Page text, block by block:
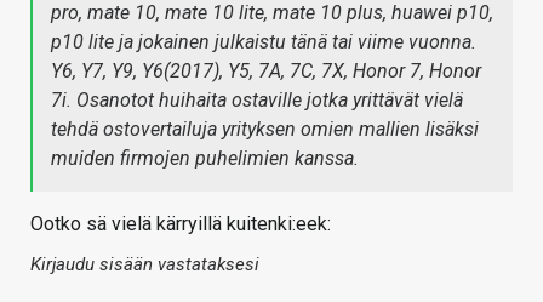
pro, mate 10, mate 10 lite, mate 10 plus, huawei p10,
p10 lite ja jokainen julkaistu tänä tai viime vuonna.
Y6, Y7, Y9, Y6(2017), Y5, 7A, 7C, 7X, Honor 7, Honor
7i. Osanotot huihaita ostaville jotka yrittävät vielä
tehdä ostovertailuja yrityksen omien mallien lisäksi
muiden firmojen puhelimien kanssa.
Ootko sä vielä kärryillä kuitenki:eek:
Kirjaudu sisään vastataksesi